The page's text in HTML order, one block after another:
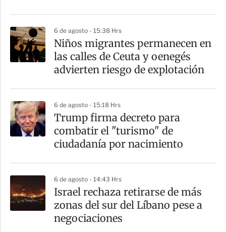
6 de agosto - 15:38 Hrs
Niños migrantes permanecen en
las calles de Ceuta y oenegés
advierten riesgo de explotación
6 de agosto - 15:18 Hrs
Trump firma decreto para
combatir el "turismo" de
ciudadanía por nacimiento
6 de agosto - 14:43 Hrs
Israel rechaza retirarse de más
zonas del sur del Líbano pese a
negociaciones